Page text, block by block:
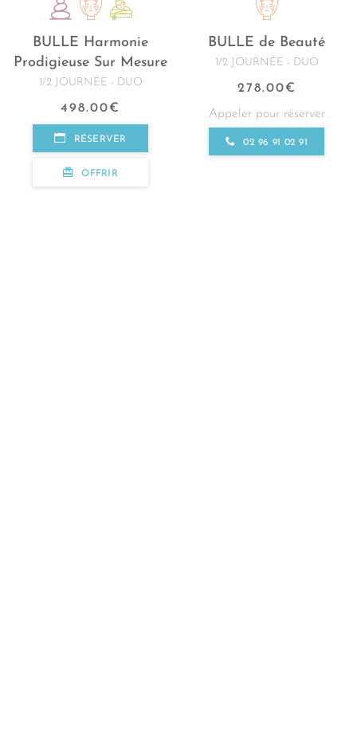
BULLE Harmonie
Prodigieuse Sur Mesure
1/2 JOURNÉE - DUO
498.00€
RÉSERVER
OFFRIR
BULLE de Beauté
1/2 JOURNÉE - DUO
278.00€
Appeler pour réserver
02 96 91 02 91